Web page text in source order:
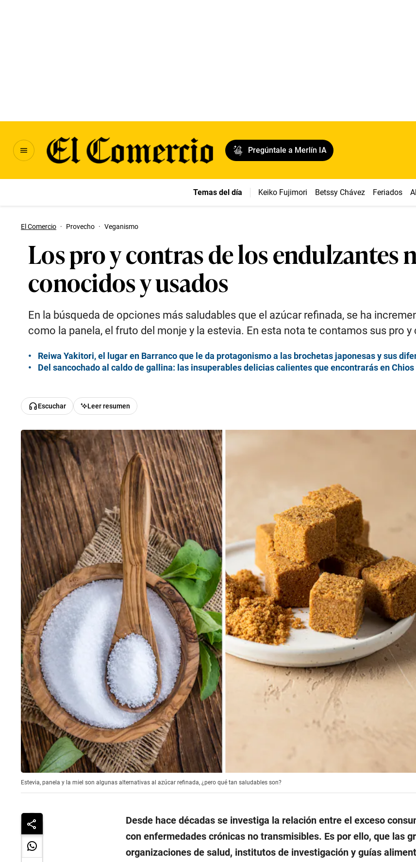
Pregúntale a Merlín IA
Temas del día Keiko Fujimori Betssy Chávez Feriados
El Comercio · Provecho · Veganismo
Los pro y contras de los endulzantes
conocidos y usados
En la búsqueda de opciones más saludables que el azúcar refinada, se ha
como la panela, el fruto del monje y la estevia. En esta nota te contamos sus pro y
Reiwa Yakitori, el lugar en Barranco que le da protagonismo a las brochetas japonesas y sus
Del sancochado al caldo de gallina: las insuperables delicias calientes que encontrarás en Chios
Escuchar Leer resumen
Estevia, panela y la miel son algunas alternativas al azúcar refinada, ¿pero qué tan saludables son?
Desde hace décadas se investiga la relación entre el exceso
con enfermedades crónicas no transmisibles. Es por ello, que las
organizaciones de salud, institutos de investigación y guías